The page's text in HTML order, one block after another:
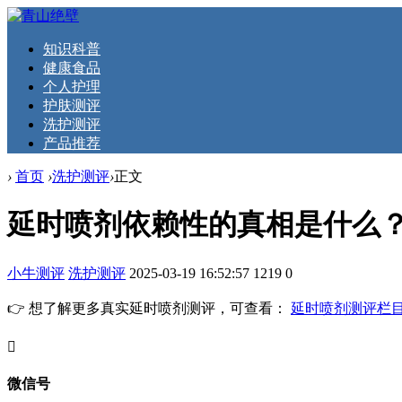
知识科普
健康食品
个人护理
护肤测评
洗护测评
产品推荐
› 首页 ›洗护测评›正文
延时喷剂依赖性的真相是什么
小牛测评 洗护测评 2025-03-19 16:52:57 1219 0
👉 想了解更多真实延时喷剂测评，可查看： 延时喷剂测评栏
󦘖
微信号